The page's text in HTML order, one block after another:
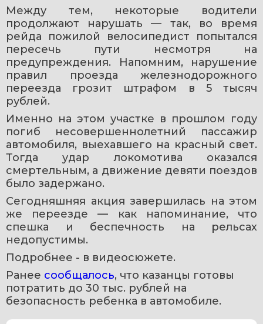
Между тем, некоторые водители
продолжают нарушать — так, во время
рейда пожилой велосипедист попытался
пересечь пути несмотря на
предупреждения. Напомним, нарушение
правил проезда железнодорожного
переезда грозит штрафом в 5 тысяч
рублей.
Именно на этом участке в прошлом году
погиб несовершеннолетний пассажир
автомобиля, выехавшего на красный свет.
Тогда удар локомотива оказался
смертельным, а движение девяти поездов
было задержано.
Сегодняшняя акция завершилась на этом
же переезде — как напоминание, что
спешка и беспечность на рельсах
недопустимы.
Подробнее - в видеосюжете.
Ранее сообщалось, что казанцы готовы
потратить до 30 тыс. рублей на
безопасность ребенка в автомобиле.